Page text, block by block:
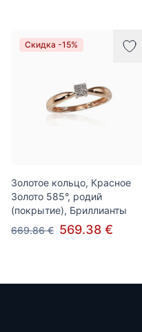
Скидка -15%
Золотое кольцо, Красное
Золото 585°, родий
(покрытие), Бриллианты
669.86 € 569.38 €